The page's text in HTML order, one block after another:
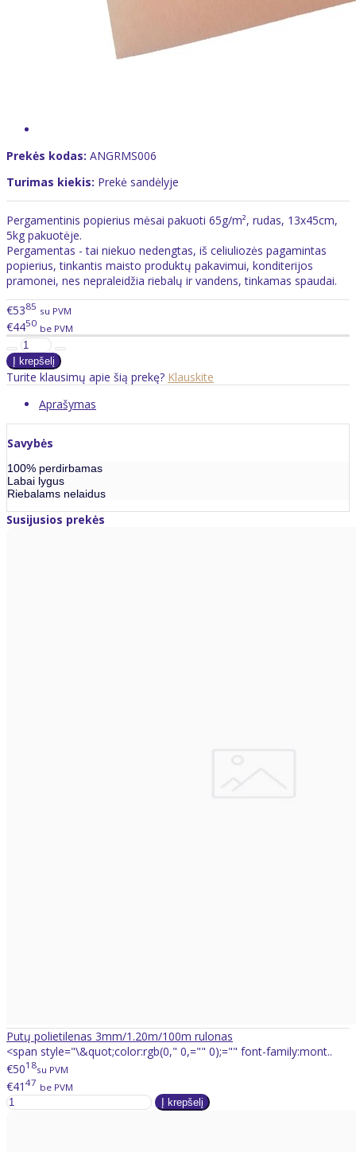
Prekės kodas: ANGRMS006
Turimas kiekis: Prekė sandėlyje
Pergamentinis popierius mėsai pakuoti 65g/m², rudas, 13x45cm,
5kg pakuotėje.
Pergamentas - tai niekuo nedengtas, iš celiuliozės pagamintas
popierius, tinkantis maisto produktų pakavimui, konditerijos
pramonei, nes nepraleidžia riebalų ir vandens, tinkamas spaudai.
€5385 su PVM
€4450 be PVM
Turite klausimų apie šią prekę? Klauskite
Aprašymas
Savybės
100% perdirbamas
Labai lygus
Riebalams nelaidus
Susijusios prekės
Putų polietilenas 3mm/1.20m/100m rulonas
<span style="\&quot;color:rgb(0," 0,="" 0);="" font-family:mont..
€5018su PVM
€41 47 be PVM